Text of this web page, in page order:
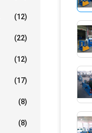
(12)
(22)
(12)
(17)
(8)
(8)